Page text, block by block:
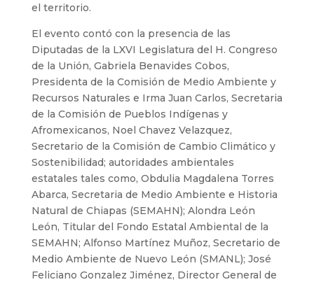
el territorio.
El evento contó con la presencia de las
Diputadas de la LXVI Legislatura del H. Congreso
de la Unión, Gabriela Benavides Cobos,
Presidenta de la Comisión de Medio Ambiente y
Recursos Naturales e Irma Juan Carlos, Secretaria
de la Comisión de Pueblos Indígenas y
Afromexicanos, Noel Chavez Velazquez,
Secretario de la Comisión de Cambio Climático y
Sostenibilidad; autoridades ambientales
estatales tales como, Obdulia Magdalena Torres
Abarca, Secretaria de Medio Ambiente e Historia
Natural de Chiapas (SEMAHN); Alondra León
León, Titular del Fondo Estatal Ambiental de la
SEMAHN; Alfonso Martínez Muñoz, Secretario de
Medio Ambiente de Nuevo León (SMANL); José
Feliciano Gonzalez Jiménez, Director General de